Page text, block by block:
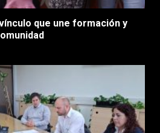
vínculo que une formación y